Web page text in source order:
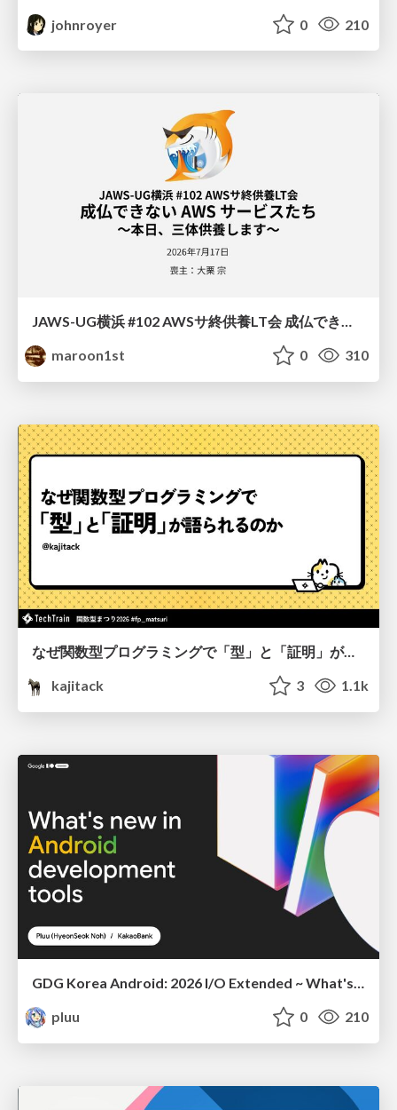
johnroyer
0 210
JAWS-UG横浜 #102 AWSサ終供養LT会 成仏できない AWS サービスたち 〜本日、三体供養します〜
maroon1st
0 310
なぜ関数型プログラミングで「型」と「証明」が語られるのか #fp_matsuri
kajitack
3 1.1k
pluu
0 210